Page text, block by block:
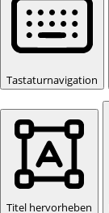
Tastaturnavigation
Titel hervorheben